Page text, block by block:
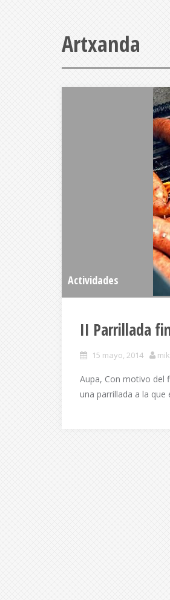
Artxanda
Actividades
II Parrillada
15 mayo, 2014
Aupa, Con motivo del
una parrillada a la